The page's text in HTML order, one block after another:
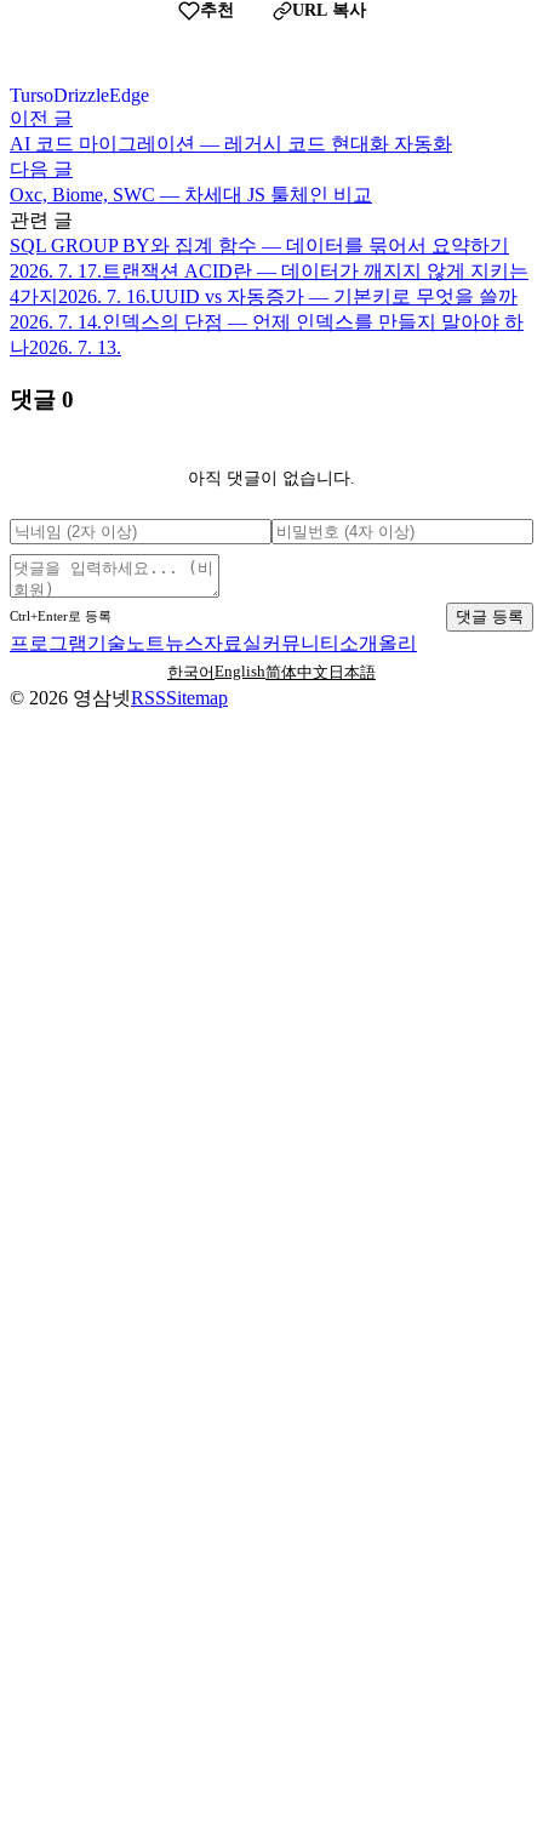
추천 URL 복사
TursoDrizzleEdge
이전 글
AI 코드 마이그레이션 — 레거시 코드 현대화 자동화
다음 글
Oxc, Biome, SWC — 차세대 JS 툴체인 비교
관련 글
SQL GROUP BY와 집계 함수 — 데이터를 묶어서 요약하기
2026. 7. 17. 트랜잭션 ACID란 — 데이터가 깨지지 않게 지키는
4가지 2026. 7. 16.UUID vs 자동증가 — 기본키로 무엇을 쓸까
2026. 7. 14.인덱스의 단점 — 언제 인덱스를 만들지 말아야 하
나2026. 7. 13.
댓글 0
아직 댓글이 없습니다.
Ctrl+Enter로 등록 댓글 등록
프로그램기술노트뉴스자료실커뮤니티 소개 올리
한국어English简体中文 日本語
© 2026 영삼넷RSSSitemap